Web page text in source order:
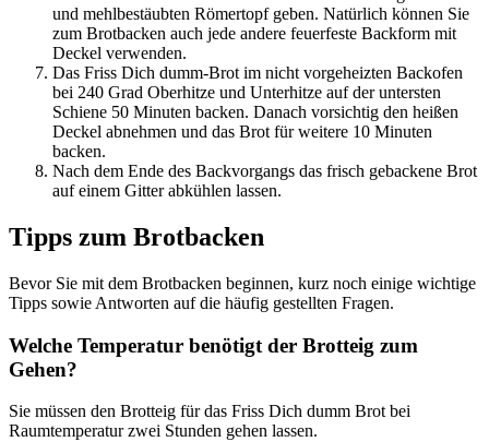
und mehlbestäubten Römertopf geben. Natürlich können Sie
zum Brotbacken auch jede andere feuerfeste Backform mit
Deckel verwenden.
Das Friss Dich dumm-Brot im nicht vorgeheizten Backofen
bei 240 Grad Oberhitze und Unterhitze auf der untersten
Schiene 50 Minuten backen. Danach vorsichtig den heißen
Deckel abnehmen und das Brot für weitere 10 Minuten
backen.
Nach dem Ende des Backvorgangs das frisch gebackene Brot
auf einem Gitter abkühlen lassen.
Tipps zum Brotbacken
Bevor Sie mit dem Brotbacken beginnen, kurz noch einige wichtige
Tipps sowie Antworten auf die häufig gestellten Fragen.
Welche Temperatur benötigt der Brotteig zum
Gehen?
Sie müssen den Brotteig für das Friss Dich dumm Brot bei
Raumtemperatur zwei Stunden gehen lassen.